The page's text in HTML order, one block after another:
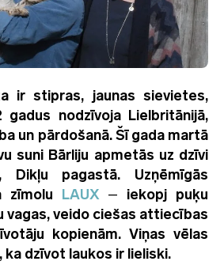
ir stipras, jaunas sievietes,
gadus nodzīvoja Lielbritānijā,
un pārdošanā. Šī gada martā
suni Bārliju apmetās uz dzīvi
Dikļu pagastā. Uzņēmīgās
zīmolu LAUX – iekopj puķu
vagas, veido ciešas attiecības
kopienām. Viņas vēlas
dzīvot laukos ir lieliski.